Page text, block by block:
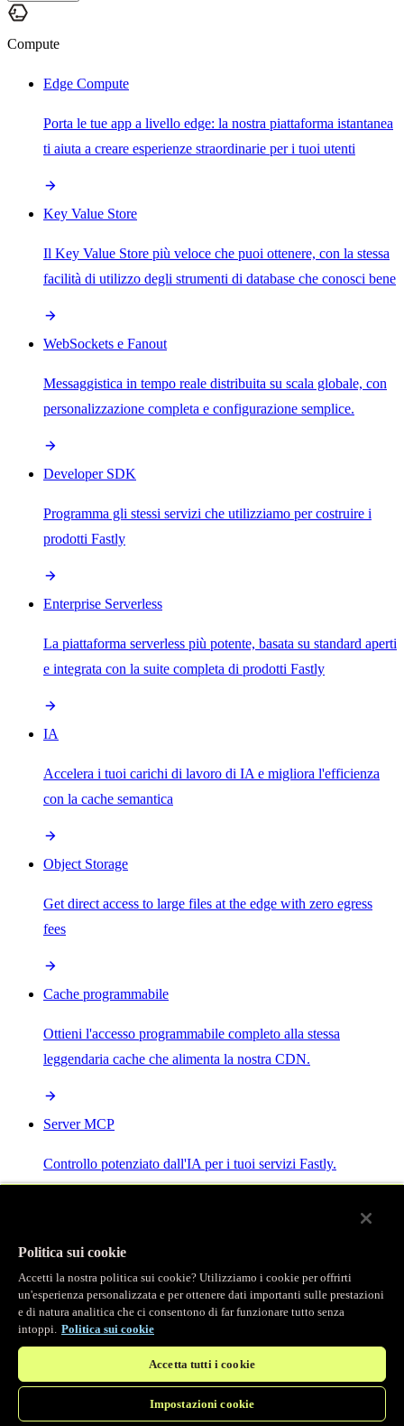
Compute
Edge Compute
Porta le tue app a livello edge: la nostra piattaforma istantanea
ti aiuta a creare esperienze straordinarie per i tuoi utenti
Key Value Store
Il Key Value Store più veloce che puoi ottenere, con la stessa
facilità di utilizzo degli strumenti di database che conosci bene
WebSockets e Fanout
Messaggistica in tempo reale distribuita su scala globale, con
personalizzazione completa e configurazione semplice.
Developer SDK
Programma gli stessi servizi che utilizziamo per costruire i
prodotti Fastly
Enterprise Serverless
La piattaforma serverless più potente, basata su standard aperti
e integrata con la suite completa di prodotti Fastly
IA
Accelera i tuoi carichi di lavoro di IA e migliora l'efficienza
con la cache semantica
Object Storage
Get direct access to large files at the edge with zero egress
fees
Cache programmabile
Ottieni l'accesso programmabile completo alla stessa
leggendaria cache che alimenta la nostra CDN.
Server MCP
Controllo potenziato dall'IA per i tuoi servizi Fastly.
Main menu
/ Prodotti
Osservabilità
Logging in tempo reale
Politica sui cookie
Accetti la nostra politica sui cookie? Utilizziamo i cookie per offrirti
un'esperienza personalizzata e per ottenere dati importanti sulle prestazioni
e di natura analitica che ci consentono di far funzionare tutto senza
intoppi. Politica sui cookie
Accetta tutti i cookie
Impostazioni cookie